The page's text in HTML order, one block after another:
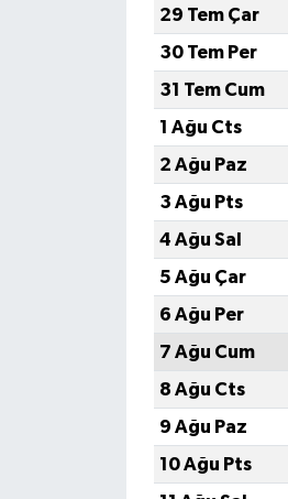
29 Tem Çar
30 Tem Per
31 Tem Cum
1 Ağu Cts
2 Ağu Paz
3 Ağu Pts
4 Ağu Sal
5 Ağu Çar
6 Ağu Per
7 Ağu Cum
8 Ağu Cts
9 Ağu Paz
10 Ağu Pts